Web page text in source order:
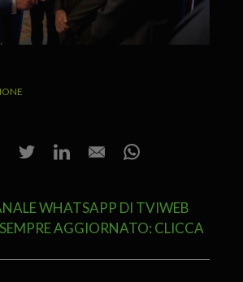
WHATSAPP DI TVIWEB
AGGIORNATO: CLICCA